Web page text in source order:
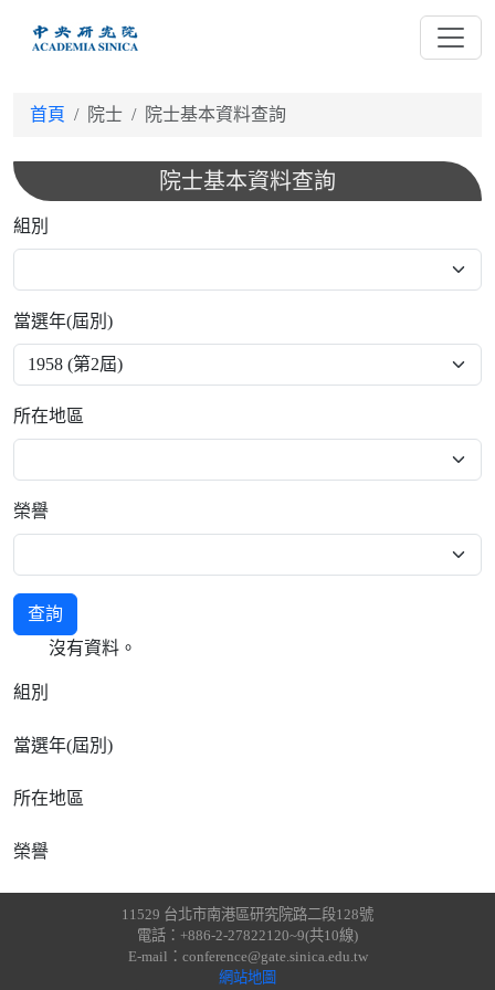
首頁 院士 院士基本資料查詢
院士基本資料查詢
組別
當選年(屆別)
所在地區
榮譽
查詢
沒有資料。
組別
當選年(屆別)
所在地區
榮譽
11529 台北市南港區研究院路二段128號
電話：+886-2-27822120~9(共10線)
E-mail：conference@gate.sinica.edu.tw
網站地圖